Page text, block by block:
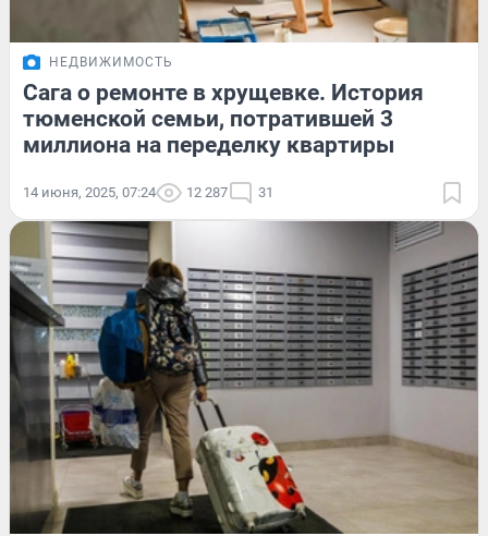
НЕДВИЖИМОСТЬ
Сага о ремонте в хрущевке. История
тюменской семьи, потратившей 3
миллиона на переделку квартиры
14 июня, 2025, 07:24 12 287 31